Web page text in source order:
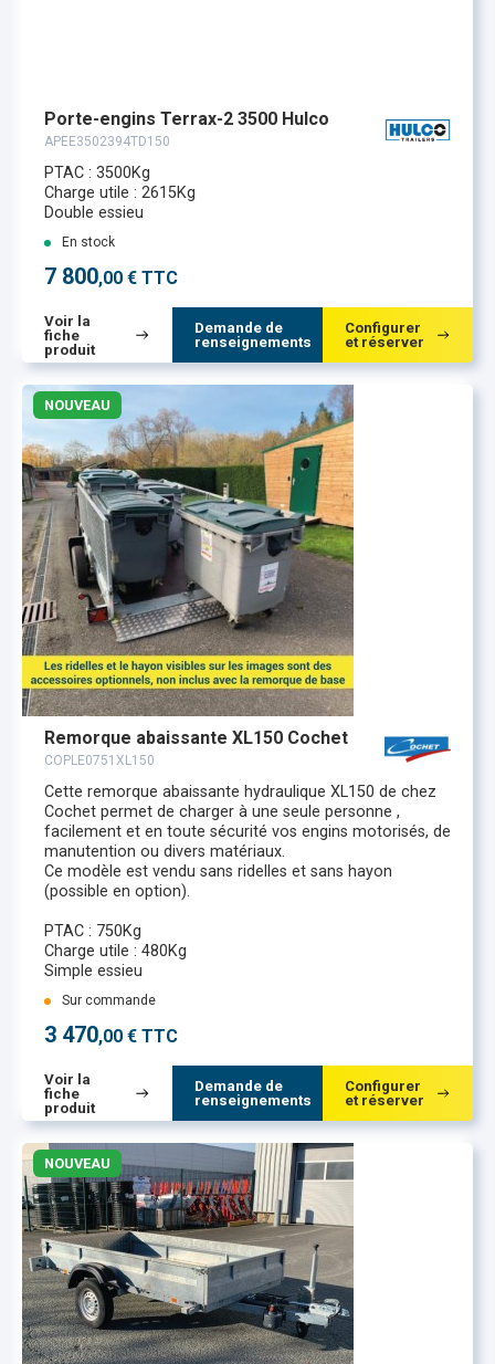
Porte-engins Terrax-2 3500 Hulco
APEE3502394TD150
PTAC : 3500Kg
Charge utile : 2615Kg
Double essieu
En stock
7 800,00 € TTC
Voir la
fiche
produit
Demande de
renseignements
Configurer
et réserver
NOUVEAU
Remorque abaissante XL150 Cochet
COPLE0751XL150
Cette remorque abaissante hydraulique XL150 de chez
Cochet permet de charger à une seule personne ,
facilement et en toute sécurité vos engins motorisés, de
manutention ou divers matériaux.
Ce modèle est vendu sans ridelles et sans hayon
(possible en option).
PTAC : 750Kg
Charge utile : 480Kg
Simple essieu
Sur commande
3 470,00 € TTC
Voir la
fiche
produit
Demande de
renseignements
Configurer
et réserver
NOUVEAU